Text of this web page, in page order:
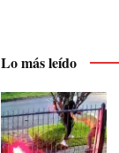
Lo más leído